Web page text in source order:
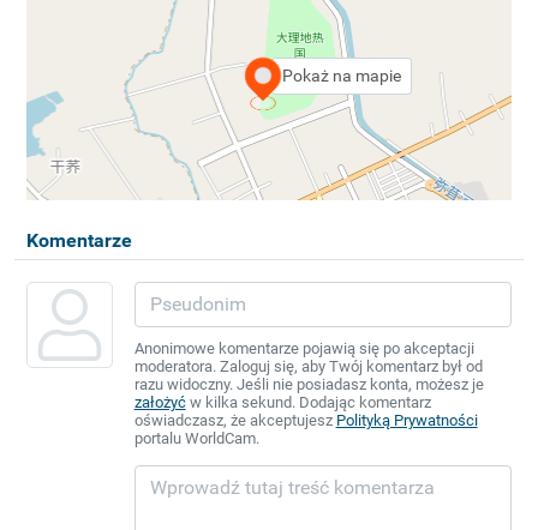
Pokaż na mapie
Komentarze
Anonimowe komentarze pojawią się po akceptacji
moderatora. Zaloguj się, aby Twój komentarz był od
razu widoczny. Jeśli nie posiadasz konta, możesz je
założyćw kilka sekund. Dodając komentarz
oświadczasz, że akceptujesz Polityką Prywatności
portalu WorldCam.